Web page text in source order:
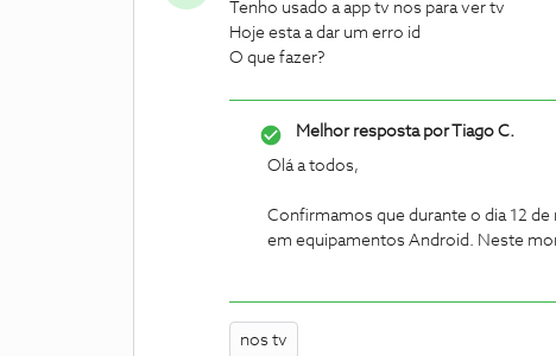
Tenho usado a app tv nos para ver tv
Hoje esta a dar um erro id
O que fazer?
Melhor resposta porTiago C.
Olá a todos,
Confirmamos que durante o dia 12
em equipamentos Android. Neste
nos tv